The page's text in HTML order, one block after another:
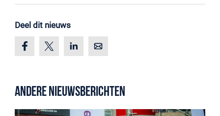
Deel dit nieuws
Andere nieuwsberichten